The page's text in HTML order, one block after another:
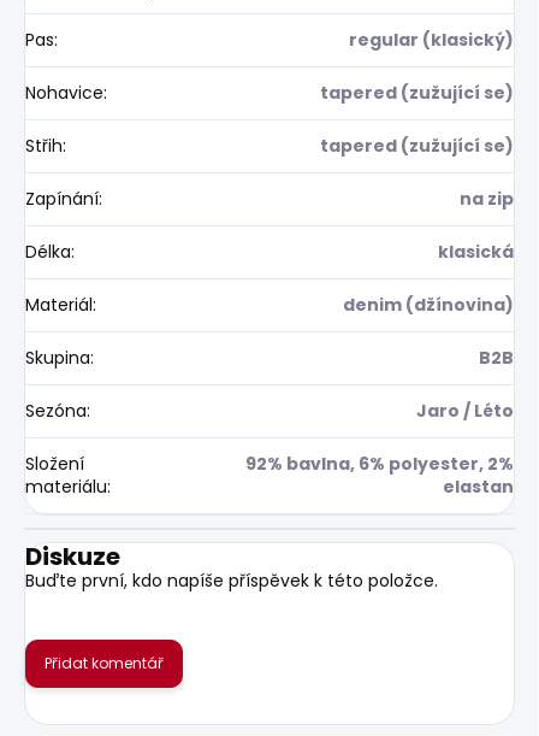
Pas: regular (klasický)
Nohavice: tapered (zužující se)
Střih: tapered (zužující se)
Zapínání: na zip
Délka: klasická
Materiál: denim (džínovina)
Skupina: B2B
Sezóna: Jaro / Léto
Složení
materiálu:
92% bavlna, 6% polyester, 2%
elastan
Diskuze
Buďte první, kdo napíše příspěvek k této položce.
Přidat komentář